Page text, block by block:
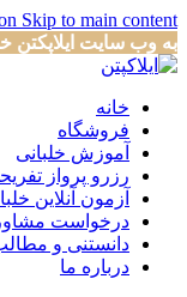
Skip to main content
به وب سایت ایلاپکتن
خانه
فروشگاه
آموزش خلبانی
رزرو پرواز
آزمون آنلاین
درخواست
دانستنی و
درباره ما